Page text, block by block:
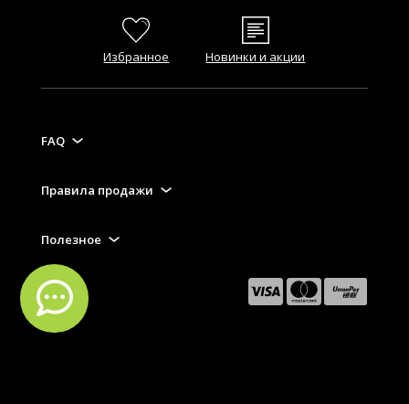
Избранное Новинки и акции
FAQ
Правила продажи
Полезное